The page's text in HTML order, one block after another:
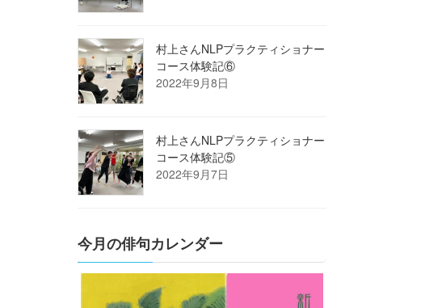
村上さんNLPプラクティショナー
コース体験記⑥
2022年9月8日
村上さんNLPプラクティショナー
コース体験記⑤
2022年9月7日
今月の俳句カレンダー